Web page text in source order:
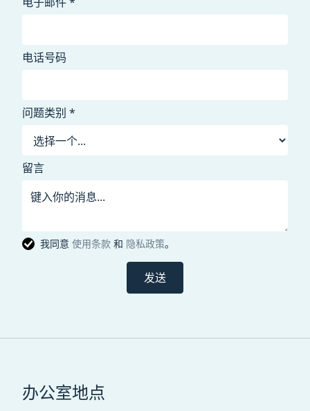
电话号码
问题类别 *
留言
我同意 使用条款 和 隐私政策。
办公室地点